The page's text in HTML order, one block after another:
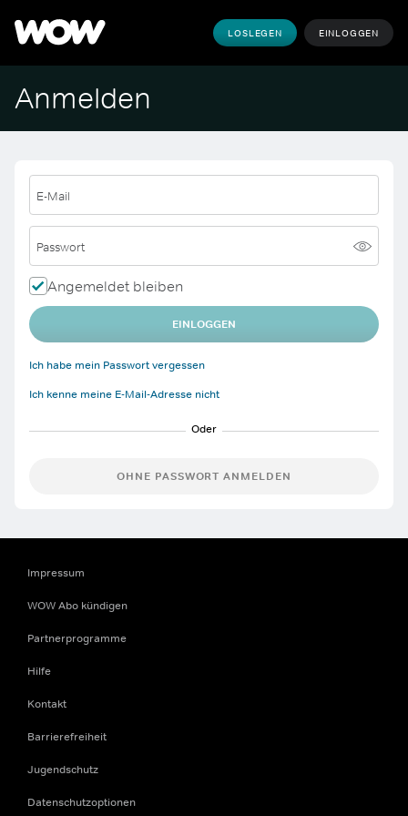
LOSLEGEN EINLOGGEN
Anmelden
E-Mail
Passwort
Angemeldet bleiben
EINLOGGEN
Ich habe mein Passwort vergessen
Ich kenne meine E-Mail-Adresse nicht
OHNE PASSWORT ANMELDEN
Impressum
WOW Abo kündigen
Partnerprogramme
Hilfe
Kontakt
Barrierefreiheit
Jugendschutz
Datenschutzoptionen